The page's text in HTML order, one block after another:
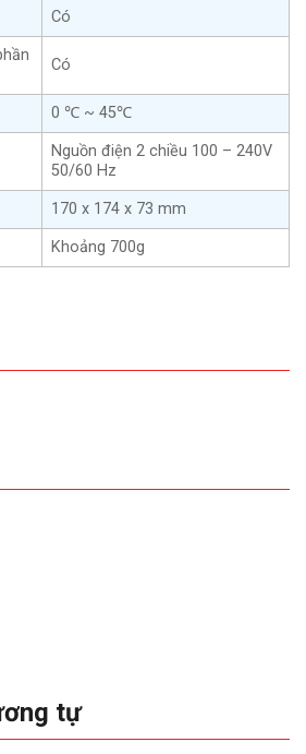
Có
Có
0 ℃ ~ 45℃
Nguồn điện 2 chiều 100 – 240V
50/60 Hz
170 x 174 x 73 mm
Khoảng 700g
tự